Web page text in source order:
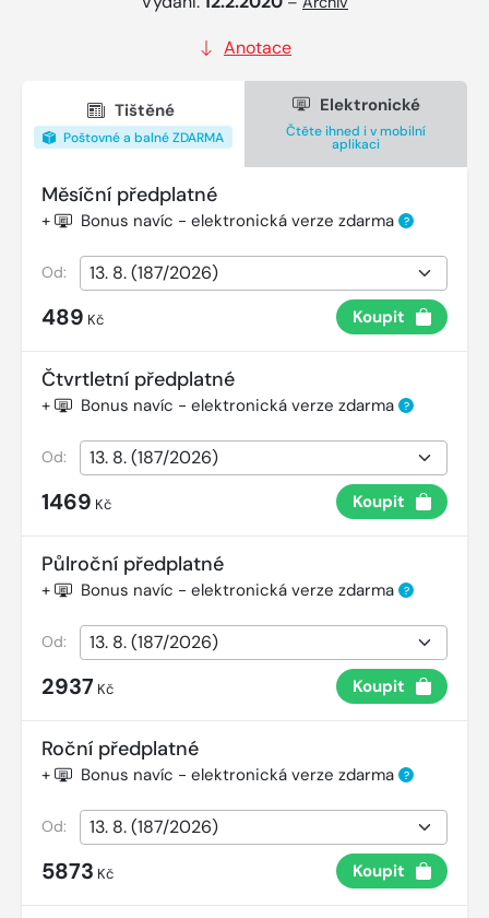
Anotace
Tištěné
Poštovné a balné ZDARMA
Elektronické
Čtěte ihned i v mobilní
aplikaci
Měsíční předplatné
+ Bonus navíc - elektronická verze zdarma ?
Od:
489 Kč Koupit
Čtvrtletní předplatné
+ Bonus navíc - elektronická verze zdarma ?
Od:
1469 Kč Koupit
Půlroční předplatné
+ Bonus navíc - elektronická verze zdarma ?
Od:
2937 Kč Koupit
Roční předplatné
+ Bonus navíc - elektronická verze zdarma ?
Od:
5873 Kč Koupit